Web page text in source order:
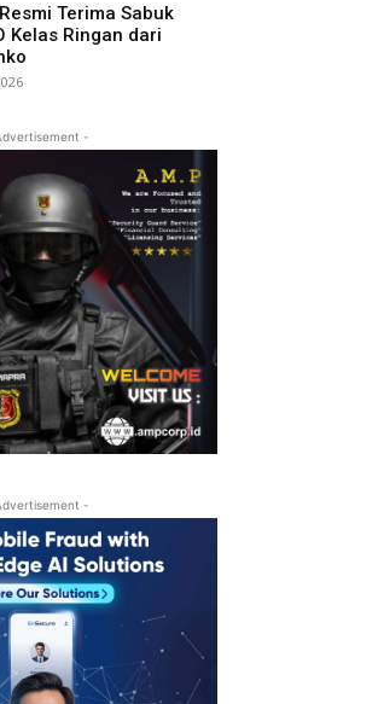
Terima Sabuk
Kelas Ringan dari
-
-